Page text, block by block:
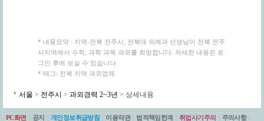
* 내용요약 : 지역-전북 전주시, 전북대 의예과 선생님이 전북 전주
시지역에서 수학, 과학 과목 과외를 희망합니다. 자세한 내용은 로
그인 후에 보실 수 있습니다.
* 태그: 전북 지역 과외업체
서울 > 전주시 > 과외경력 2~3년 > 상세내용
PC화면 공지 개인정보취급방침 이용약관 법적책임한계 취업사기주의 주의사항